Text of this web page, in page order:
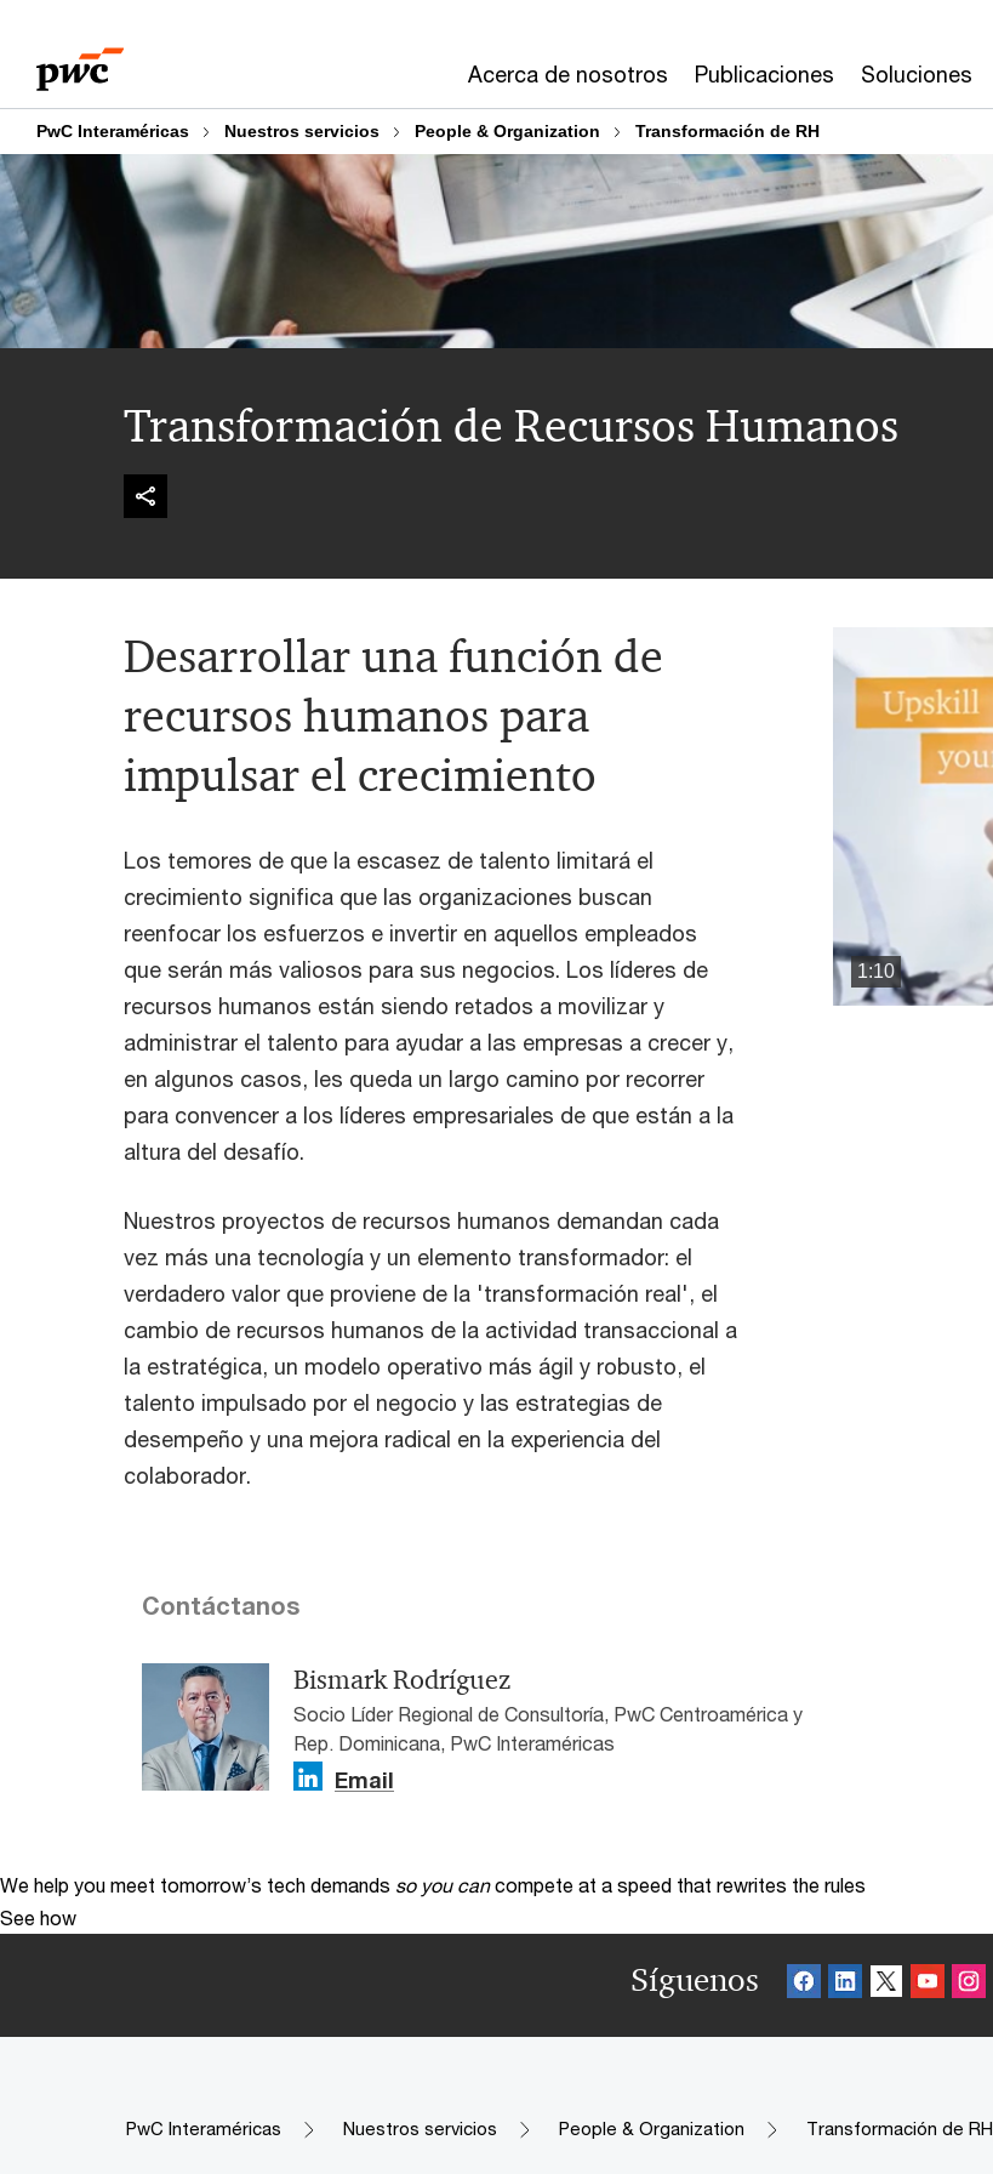
content
footer
Acerca de nosotros Publicaciones Soluciones
PwC Interaméricas Nuestros servicios People & Organization Transformación de RH
Transformación de Recursos Humanos
Desarrollar una función de
recursos humanos para
impulsar el crecimiento
Los temores de que la escasez de talento limitará el
crecimiento significa que las organizaciones buscan
reenfocar los esfuerzos e invertir en aquellos empleados
que serán más valiosos para sus negocios. Los líderes de
recursos humanos están siendo retados a movilizar y
administrar el talento para ayudar a las empresas a crecer y,
en algunos casos, les queda un largo camino por recorrer
para convencer a los líderes empresariales de que están a la
altura del desafío.
Nuestros proyectos de recursos humanos demandan cada
vez más una tecnología y un elemento transformador: el
verdadero valor que proviene de la 'transformación real', el
cambio de recursos humanos de la actividad transaccional a
la estratégica, un modelo operativo más ágil y robusto, el
talento impulsado por el negocio y las estrategias de
desempeño y una mejora radical en la experiencia del
colaborador.
1:10
Contáctanos
Bismark Rodríguez
Socio Líder Regional de Consultoría, PwC Centroamérica y
Rep. Dominicana, PwC Interaméricas
Email
We help you meet tomorrow’s tech demands so you can compete at a speed that rewrites the rules
See how
Síguenos
PwC Interaméricas Nuestros servicios People & Organization Transformación de RH